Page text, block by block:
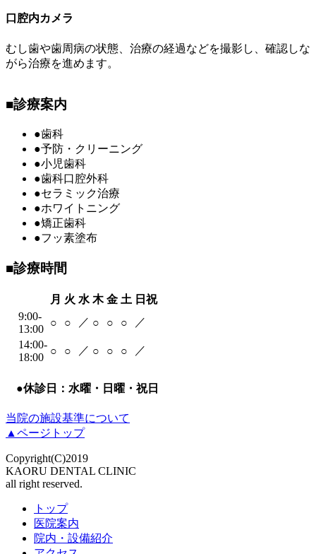
口腔内カメラ
むし歯や歯周病の状態、治療の経過などを撮影し、確認しな
がら治療を進めます。
■診療案内
●歯科
●予防・クリーニング
●小児歯科
●歯科口腔外科
●セラミック治療
●ホワイトニング
●矯正歯科
●フッ素塗布
■診療時間
月 火 水 木 金 土 日祝
9:00-
13:00
○ ○ ／ ○ ○ ○
／
14:00-
18:00
○ ○ ／ ○ ○ ○ ／
●休診日：水曜・日曜・祝日
当院の施設基準について
▲ページトップ
Copyright(C)2019
KAORU DENTAL CLINIC
all right reserved.
トップ
医院案内
院内・設備紹介